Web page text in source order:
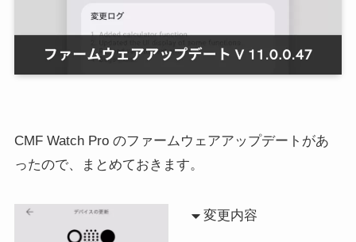
CMF Watch Pro のファームウェアアップデートがあ
ったので、まとめておきます。
変更内容